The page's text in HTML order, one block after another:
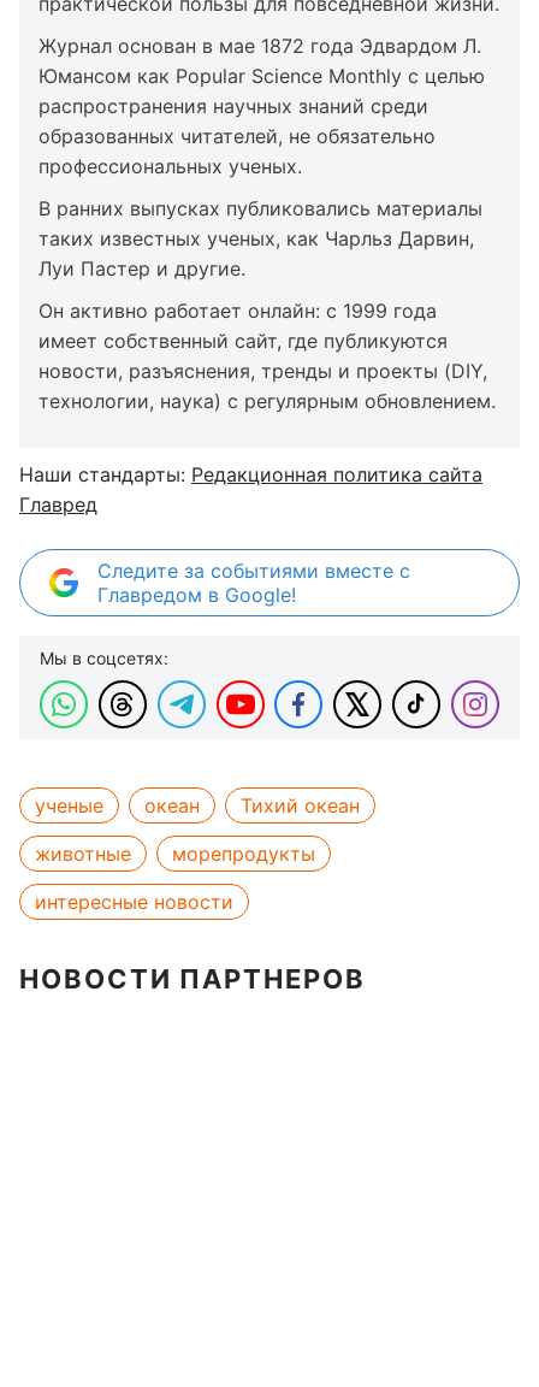
Журнал основан в мае 1872 года Эдвардом Л.
Юмансом как Popular Science Monthly с целью
распространения научных знаний среди
образованных читателей, не обязательно
профессиональных ученых.
В ранних выпусках публиковались материалы
таких известных ученых, как Чарльз Дарвин,
Луи Пастер и другие.
Он активно работает онлайн: с 1999 года
имеет собственный сайт, где публикуются
новости, разъяснения, тренды и проекты (DIY,
технологии, наука) с регулярным обновлением.
Наши стандарты: Редакционная политика сайта
Главред
Следите за событиями вместе с
Главредом в Google!
Мы в соцсетях:
ученые океан
Тихий океан
животные
морепродукты
интересные новости
НОВОСТИ ПАРТНЕРОВ